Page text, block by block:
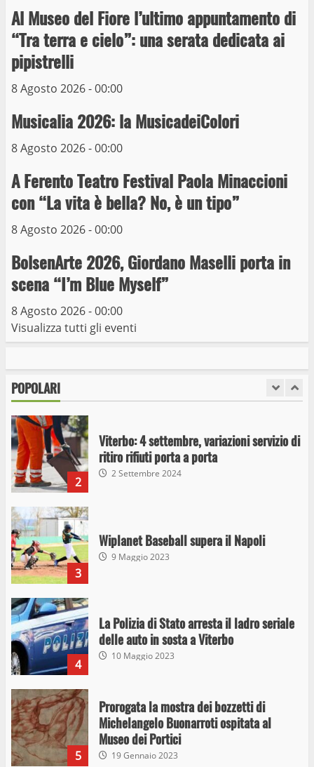
Al Museo del Fiore l’ultimo appuntamento di
“Tra terra e cielo”: una serata dedicata ai
pipistrelli
8 Agosto 2026 - 00:00
Musicalia 2026: la MusicadeiColori
8 Agosto 2026 - 00:00
A Ferento Teatro Festival Paola Minaccioni
con “La vita è bella? No, è un tipo”
8 Agosto 2026 - 00:00
BolsenArte 2026, Giordano Maselli porta in
scena “I’m Blue Myself”
8 Agosto 2026 - 00:00
Visualizza tutti gli eventi
POPOLARI
4
10 Maggio 2023
5
Michelangelo Buonarroti ospitata al
19 Gennaio 2023
6
capolinea al terminal Riello dal 15 al 17
giugno
15 Giugno 2023
Giochi Sportivi Studenteschi di Atletica a
Viterbo
10 Maggio 2023
I Carabinieri arrestano due giovani per
stupefacenti
2
Viterbo: 4 settembre, variazioni servizio di
ritiro rifiuti porta a porta
2 Settembre 2024
3
Wiplanet Baseball supera il Napoli
9 Maggio 2023
4
La Polizia di Stato arresta il ladro seriale
delle auto in sosta a Viterbo
10 Maggio 2023
5
Prorogata la mostra dei bozzetti di
Michelangelo Buonarroti ospitata al
Museo dei Portici
19 Gennaio 2023